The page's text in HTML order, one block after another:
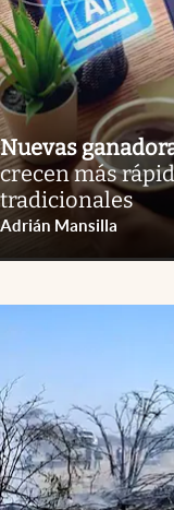
Nuevas
crecen más
tradicionales
Adrián Mansilla